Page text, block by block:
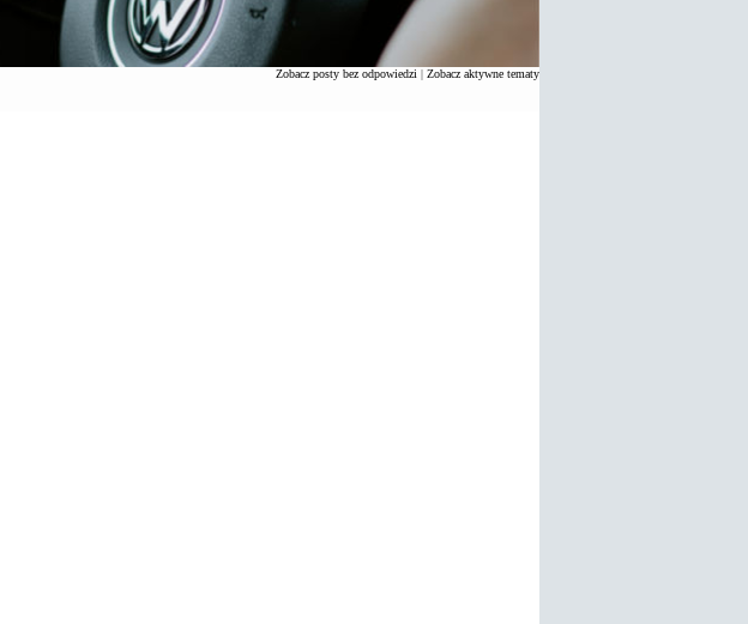
Zobacz posty bez odpowiedzi | Zobacz aktywne tematy